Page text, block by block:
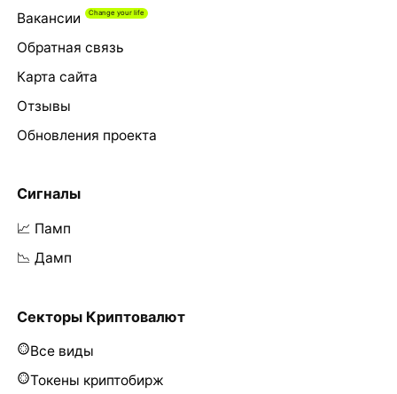
Вакансии
Обратная связь
Карта сайта
Отзывы
Обновления проекта
Сигналы
📈 Памп
📉 Дамп
Секторы Криптовалют
Все виды
Токены криптобирж